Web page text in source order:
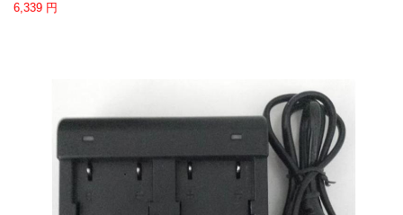
6,339 円